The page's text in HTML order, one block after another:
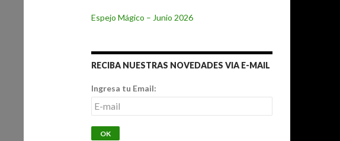
Espejo Mágico – Junio 2026
RECIBA NUESTRAS NOVEDADES VIA E-MAIL
Ingresa tu Email: